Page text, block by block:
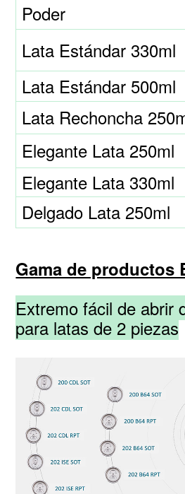
Poder
Lata Estándar 330ml
Lata Estándar 500ml
Lata Rechoncha
Elegante Lata 250ml
Elegante Lata 330ml
Delgado Lata 250ml
Gama de productos
Extremo fácil de abrir
para latas de 2 piezas